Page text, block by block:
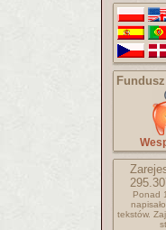
Ponad
napisało
tekstów.